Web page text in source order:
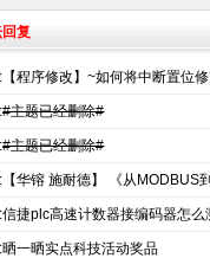
复
【程序修改】~如何将中断置位
#主题已经删除#
#主题已经删除#
【华镕 施耐德】 《从MODBUS
信捷plc高速计数器接编码器怎么
晒一晒实点科技活动奖品